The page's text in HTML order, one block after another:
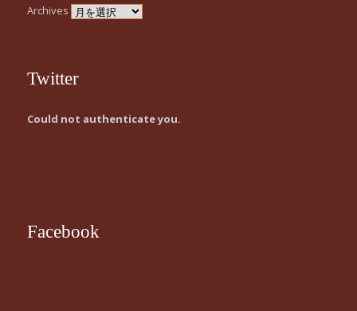
Archives
Twitter
Could not authenticate you.
Facebook